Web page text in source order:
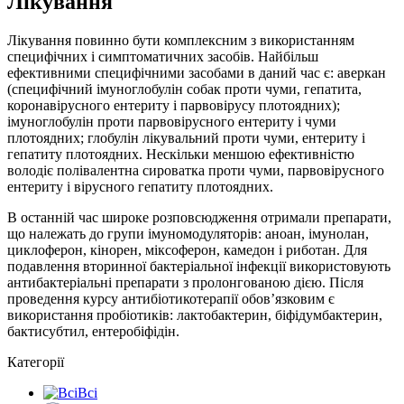
Лікування повинно бути комплексним з використанням
специфічних і симптоматичних засобів. Найбільш
ефективними специфічними засобами в даний час є: аверкан
(специфічний імуноглобулін собак проти чуми, гепатита,
коронавірусного ентериту і парвовірусу плотоядних);
імуноглобулін проти парвовірусного ентериту і чуми
плотоядних; глобулін лікувальний проти чуми, ентериту і
гепатиту плотоядних. Нескільки меншою ефективністю
володіє полівалентна сироватка проти чуми, парвовірусного
ентериту і вірусного гепатиту плотоядних.
В останній час широке розповсюдження отримали препарати,
що належать до групи імуномодуляторів: аноан, імунолан,
циклоферон, кінорен, міксоферон, камедон і риботан. Для
подавлення вторинної бактеріальної інфекції використовують
антибактеріальні препарати з пролонгованою дією. Після
проведення курсу антибіотикотерапії обов’язковим є
використання пробіотиків: лактобактерин, біфідумбактерин,
бактисубтил, ентеробіфідін.
Категорії
Всі